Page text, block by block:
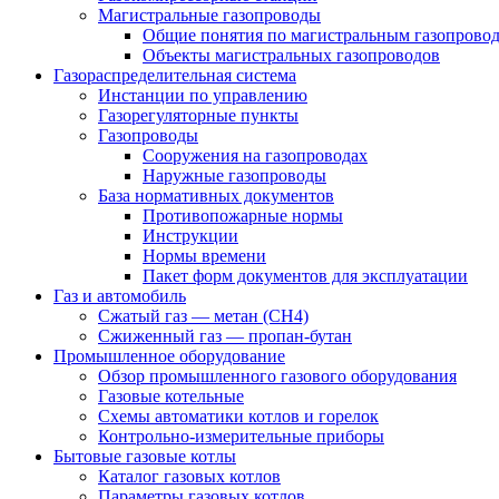
Магистральные газопроводы
Общие понятия по магистральным
Объекты магистральных газопроводов
Газораспределительная система
Инстанции по управлению
Газорегуляторные пункты
Газопроводы
Сооружения на газопроводах
Наружные газопроводы
База нормативных документов
Противопожарные нормы
Инструкции
Нормы времени
Пакет форм документов для эксплуатации
Газ и автомобиль
Сжатый газ — метан (CH4)
Сжиженный газ — пропан-бутан
Промышленное оборудование
Обзор промышленного газового оборудования
Газовые котельные
Схемы автоматики котлов и горелок
Контрольно-измерительные приборы
Бытовые газовые котлы
Каталог газовых котлов